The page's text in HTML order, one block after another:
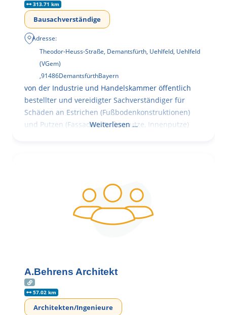
313.71 km
Bausachverständige
Adresse:
Theodor-Heuss-Straße, Demantsfürth, Uehlfeld, Uehlfeld
(VGem)
,91486DemantsfürthBayern
von der Industrie und Handelskammer öffentlich
bestellter und vereidigter Sachverständiger für
Schäden an Estrichen (Fußbodenkonstruktionen)
und Putzen (Fassaden, Außenputze, Innenputze)
Weiterlesen …
A.Behrens Architekt
57.02 km
Architekten/Ingenieure